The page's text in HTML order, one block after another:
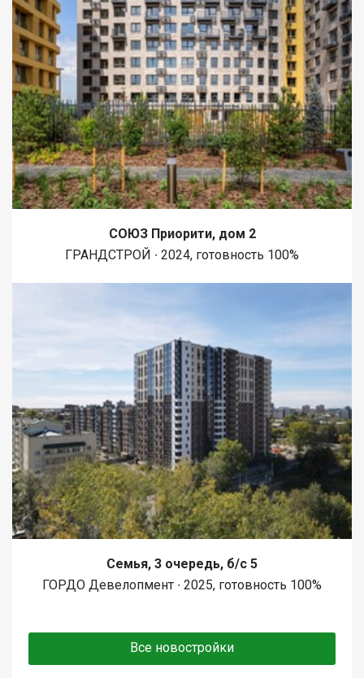
СОЮЗ Приорити, дом 2
ГРАНДСТРОЙ ∙ 2024, готовность 100%
Семья, 3 очередь, б/с 5
ГОРДО Девелопмент ∙ 2025, готовность 100%
Все новостройки